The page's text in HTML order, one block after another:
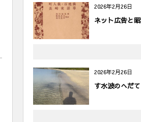
2026年2月26日
ネット広告と
2026年2月26日
す水波のへだて